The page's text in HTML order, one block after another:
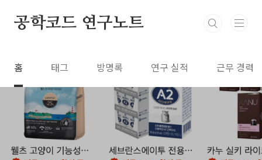
공학코드 연구노트
홈 태그 방명록 연구 실적 근무 경력